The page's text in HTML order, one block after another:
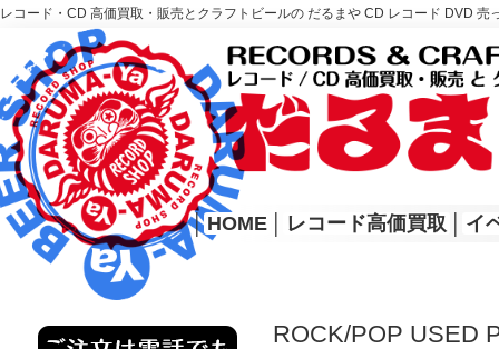
レコード・CD 高価買取・販売とクラフトビールの だるまや CD レコード DVD
レコード高価買取はこちら
HOME
│ HOME レコード高価買取 イ
ROCK/POP USED